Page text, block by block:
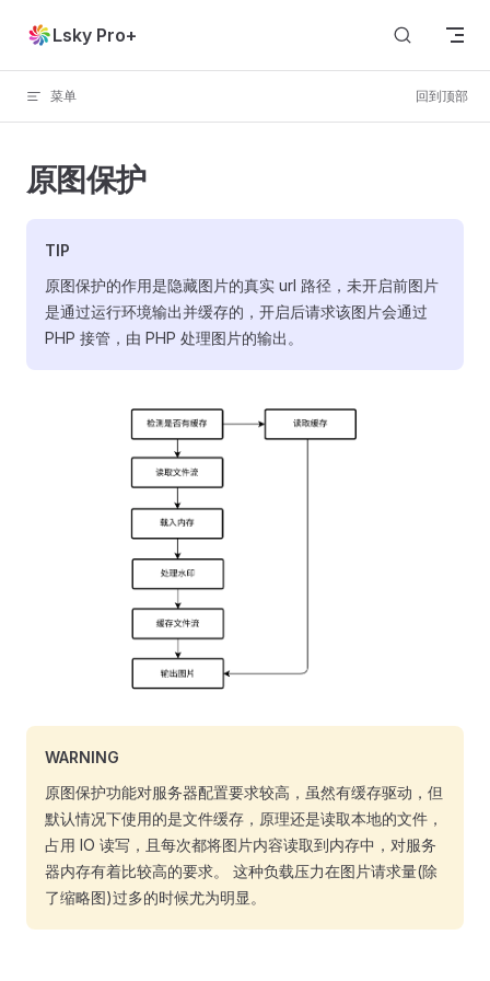
Skip to content
Lsky Pro+
菜单 回到顶部
原图保护
TIP
原图保护的作用是隐藏图片的真实 url 路径，未开启前图片
是通过运行环境输出并缓存的，开启后请求该图片会通过
PHP 接管，由 PHP 处理图片的输出。
WARNING
原图保护功能对服务器配置要求较高，虽然有缓存驱动，但
默认情况下使用的是文件缓存，原理还是读取本地的文件，
占用 IO 读写，且每次都将图片内容读取到内存中，对服务
器内存有着比较高的要求。 这种负载压力在图片请求量(除
了缩略图)过多的时候尤为明显。